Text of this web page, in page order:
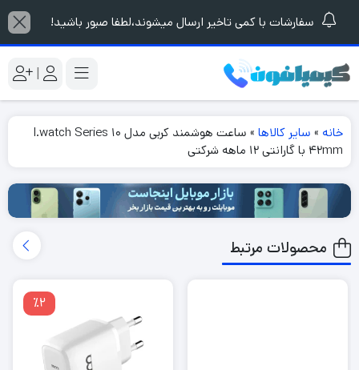
سفارشات با کمی تاخیر ارسال میشوند،لطفا صبور باشید!
|
خانه » سایر کالاها »
ساعت هوشمند کربی مدل I.watch Series 10
42mm با گارانتی 12 ماهه شرکتی
محصولات مرتبط
٪2